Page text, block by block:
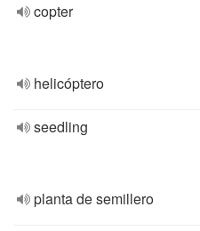
copter
helicóptero
seedling
planta de semillero